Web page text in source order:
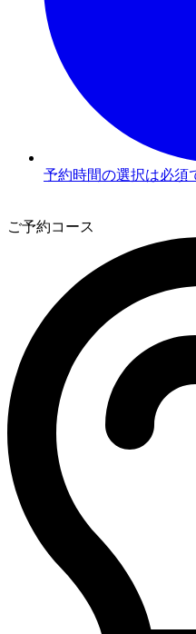
予約時間の選択は必須
ご予約コース